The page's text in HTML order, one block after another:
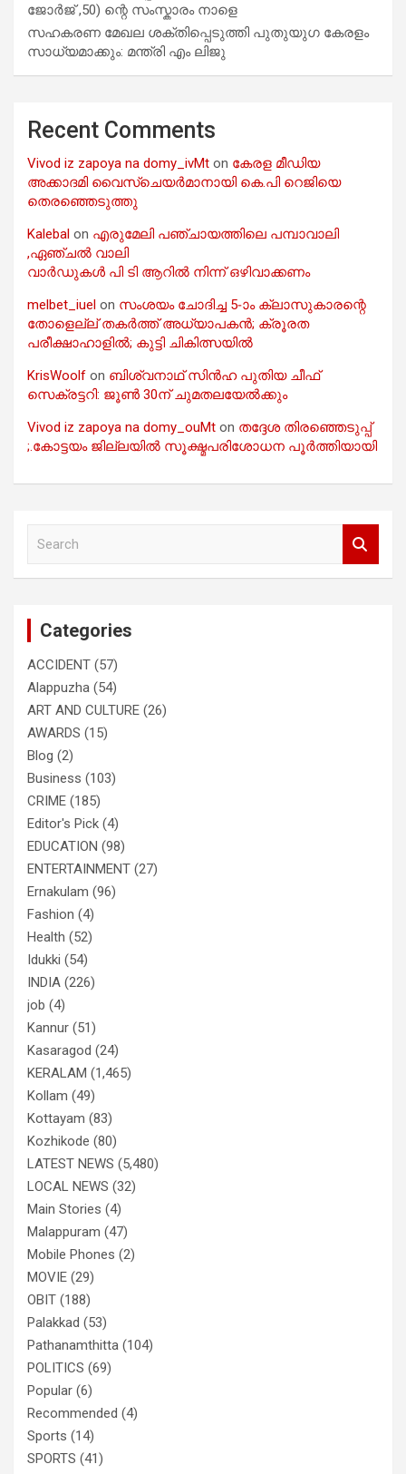
ജോർജ് ,50) ന്റെ സംസ്കാരം നാളെ
സഹകരണ മേഖല ശക്തിപ്പെടുത്തി പുതുയുഗ കേരളം
സാധ്യമാക്കും: മന്ത്രി എം ലിജു
Recent Comments
Vivod iz zapoya na domy_ivMt on കേരള മീഡിയ
അക്കാദമി വൈസ്ചെയർമാനായി കെ.പി റെജിയെ
തെരഞ്ഞെടുത്തു
Kalebal on എരുമേലി പഞ്ചായത്തിലെ പമ്പാവാലി
,ഏഞ്ചൽ വാലി
വാർഡുകൾ പി ടി ആറിൽ നിന്ന് ഒഴിവാക്കണം
melbet_iuel on സംശയം ചോദിച്ച 5-ാം ക്ലാസുകാരന്റെ
തോളെല്ല് തകർത്ത് അധ്യാപകൻ; ക്രൂരത
പരീക്ഷാഹാളിൽ; കുട്ടി ചികിത്സയിൽ
KrisWoolf on ബിശ്വനാഥ് സിൻഹ പുതിയ ചീഫ്
സെക്രട്ടറി: ജൂൺ 30ന് ചുമതലയേൽക്കും
Vivod iz zapoya na domy_ouMt on തദ്ദേശ തിരഞ്ഞെടുപ്പ്
;.കോട്ടയം ജില്ലയിൽ സൂക്ഷ്മപരിശോധന പൂർത്തിയായി
Categories
ACCIDENT (57)
Alappuzha (54)
ART AND CULTURE (26)
AWARDS (15)
Blog (2)
Business (103)
CRIME (185)
Editor's Pick (4)
EDUCATION (98)
ENTERTAINMENT (27)
Ernakulam (96)
Fashion (4)
Health (52)
Idukki (54)
INDIA (226)
job (4)
Kannur (51)
Kasaragod (24)
KERALAM (1,465)
Kollam (49)
Kottayam (83)
Kozhikode (80)
LATEST NEWS (5,480)
LOCAL NEWS (32)
Main Stories (4)
Malappuram (47)
Mobile Phones (2)
MOVIE (29)
OBIT (188)
Palakkad (53)
Pathanamthitta (104)
POLITICS (69)
Popular (6)
Recommended (4)
Sports (14)
SPORTS (41)